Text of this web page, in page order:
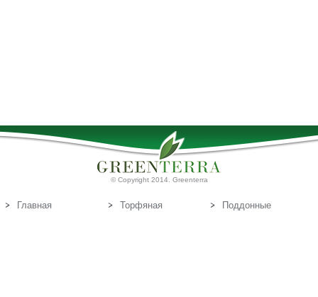
© Copyright 2014. Greenterra
Главная
Торфяная
Поддонные